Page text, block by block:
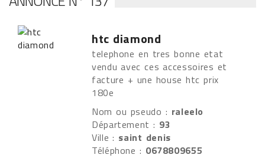
htc diamond
telephone en tres bonne etat
vendu avec ces accessoires et
facture + une house htc prix
180e
Nom ou pseudo : raleelo
Département : 93
Ville : saint denis
Téléphone : 0678809655